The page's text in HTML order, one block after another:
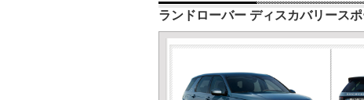
ランドローバー ディスカバリース